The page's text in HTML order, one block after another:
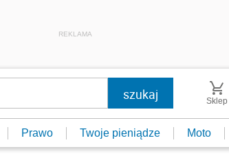
REKLAMA
Sklep
Prawo Twoje pieniądze Moto